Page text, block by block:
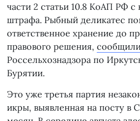
части 2 статьи 10.8 КоАП РФ
штрафа. Рыбный деликатес
ответственное хранение до
правового решения,
Россельхознадзора по
Бурятии.
Это уже третья партия
икры, выявленная на посту в